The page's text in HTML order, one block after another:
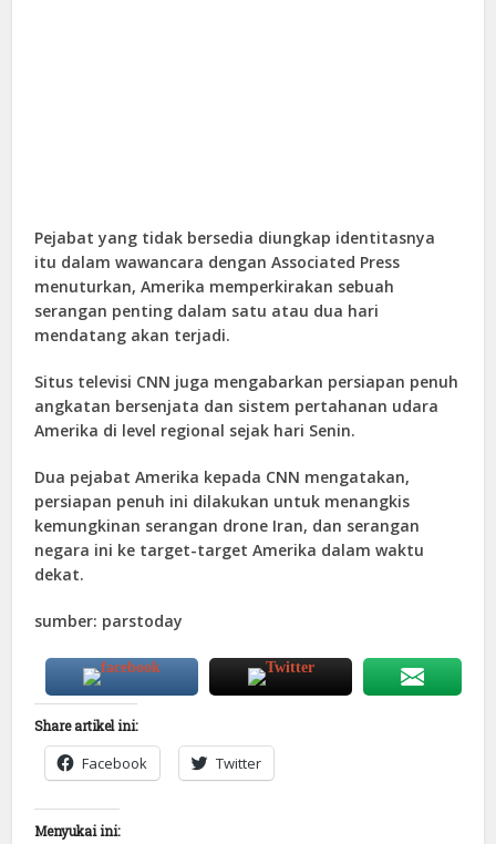
Pejabat yang tidak bersedia diungkap identitasnya
itu dalam wawancara dengan Associated Press
menuturkan, Amerika memperkirakan sebuah
serangan penting dalam satu atau dua hari
mendatang akan terjadi.
Situs televisi CNN juga mengabarkan persiapan penuh
angkatan bersenjata dan sistem pertahanan udara
Amerika di level regional sejak hari Senin.
Dua pejabat Amerika kepada CNN mengatakan,
persiapan penuh ini dilakukan untuk menangkis
kemungkinan serangan drone Iran, dan serangan
negara ini ke target-target Amerika dalam waktu
dekat.
sumber: parstoday
Share artikel ini:
Facebook Twitter
Menyukai ini: